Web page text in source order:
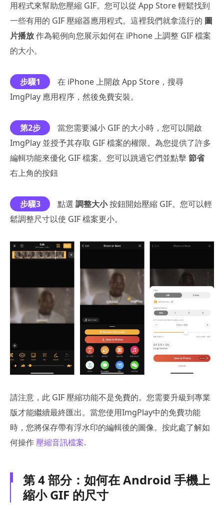
用程式來幫助您壓縮 GIF。您可以從 App Store 輕鬆找到
一些有用的 GIF 壓縮器應用程式。這裡我們就拿流行的 圖
片播放作為範例向您展示如何在 iPhone 上調整 GIF 檔案
的大小。
步驟1
在 iPhone 上開啟 App Store，搜尋
ImgPlay 應用程序，然後免費安裝。
第2步
當您需要減小 GIF 的大小時，您可以開啟
ImgPlay 並授予其存取 GIF 檔案的權限。為您提供了許多
編輯功能來優化 GIF 檔案。您可以跳過它們並點擊節省
右上角的按鈕
步驟3 點選 調整大小按鈕開始壓縮 GIF。您可以輕
鬆調整尺寸以使 GIF 檔案更小。
請注意，此 GIF 壓縮功能不是免費的。您需要升級到專業
版才能繼續最終匯出。當您使用ImgPlay中的免費功能
時，您將保存帶有浮水印的編輯後的圖像。按此處了解如
何操作 壓縮音訊檔案.
第 4 部分：如何在 Android 手機上
縮小 GIF 的尺寸